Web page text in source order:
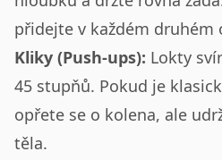
přidejte v každém druhém
Kliky (Push-ups): Lokty
45 stupňů. Pokud je
opřete se o kolena, ale
těla.